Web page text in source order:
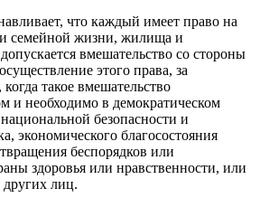
что каждый имеет право на
семейной жизни, жилища и
вмешательство со стороны
этого права, за
такое вмешательство
и необходимо в демократическом
безопасности и
экономического благосостояния
беспорядков или
здоровья или нравственности, или
лиц.